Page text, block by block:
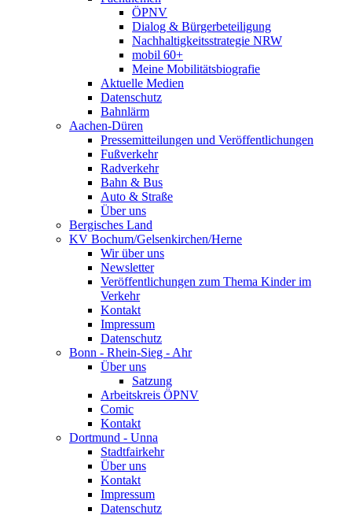
ÖPNV
Dialog & Bürgerbeteiligung
Nachhaltigkeitsstrategie NRW
mobil 60+
Meine Mobilitätsbiografie
Aktuelle Medien
Datenschutz
Bahnlärm
Aachen-Düren
Pressemitteilungen und Veröffentlichungen
Fußverkehr
Radverkehr
Bahn & Bus
Auto & Straße
Über uns
Bergisches Land
KV Bochum/Gelsenkirchen/Herne
Wir über uns
Newsletter
Veröffentlichungen zum Thema Kinder im
Verkehr
Kontakt
Impressum
Datenschutz
Bonn - Rhein-Sieg - Ahr
Über uns
Satzung
Arbeitskreis ÖPNV
Comic
Kontakt
Dortmund - Unna
Stadtfairkehr
Über uns
Kontakt
Impressum
Datenschutz